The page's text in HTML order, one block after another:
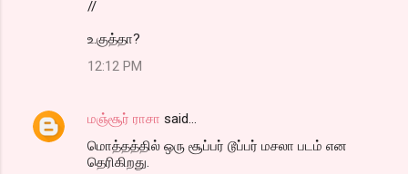
//
உ.குத்தா?
12:12 PM
மஞ்சூர் ராசா said…
மொத்தத்தில் ஒரு சூப்பர் டூப்பர் மசலா படம் என
தெரிகிறது.